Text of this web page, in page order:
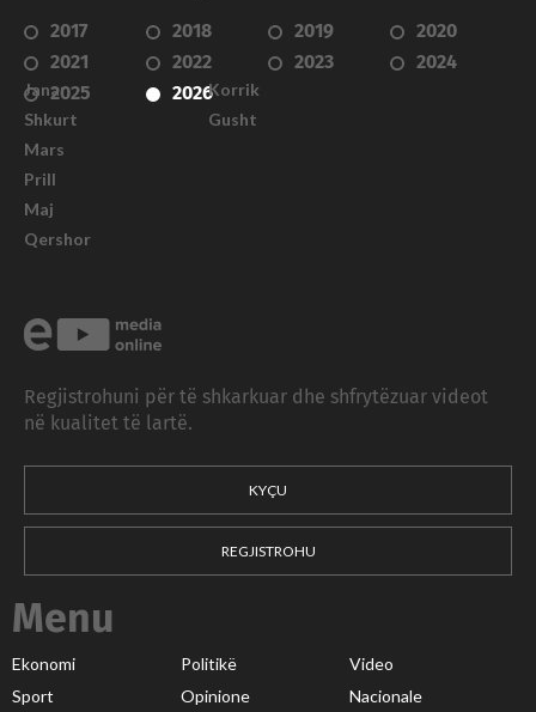
2017 2018 2019
2020
2021
2022 2023
2024
2025
2026
Janar
Shkurt
Mars
Prill
Maj
Qershor
Korrik
Gusht
Regjistrohuni për të shkarkuar dhe shfrytëzuar videot
në kualitet të lartë.
KYÇU
REGJISTROHU
Menu
Ekonomi Politikë
Video
Sport
Opinione Nacionale